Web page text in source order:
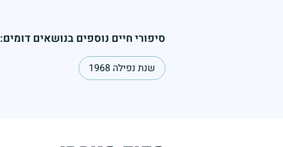
סיפורי חיים נוספים בנושאים דומים:
שנת נפילה 1968